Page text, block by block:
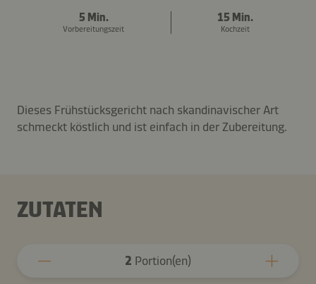
5 Min.
Vorbereitungszeit
15 Min.
Kochzeit
Dieses Frühstücksgericht nach skandinavischer Art
schmeckt köstlich und ist einfach in der Zubereitung.
ZUTATEN
2 Portion(en)